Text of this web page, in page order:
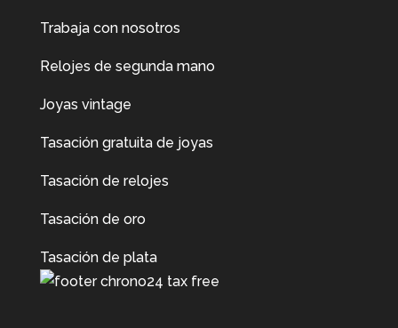
Trabaja con nosotros
Relojes de segunda mano
Joyas vintage
Tasación gratuita de joyas
Tasación de relojes
Tasación de oro
Tasación de plata